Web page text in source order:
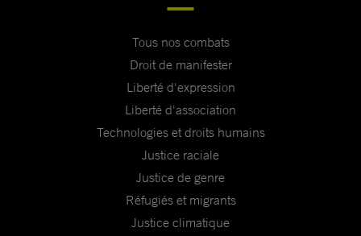
Tous nos combats
Droit de manifester
Liberté d'expression
Liberté d'association
Technologies et droits humains
Justice raciale
Justice de genre
Réfugiés et migrants
Justice climatique